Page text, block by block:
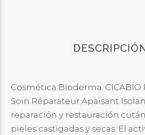
DESCRIPCIÓN
Cosmética Bioderma.
Soin Réparateur Apaisant
reparación y restauración
pieles castigadas y secas. El